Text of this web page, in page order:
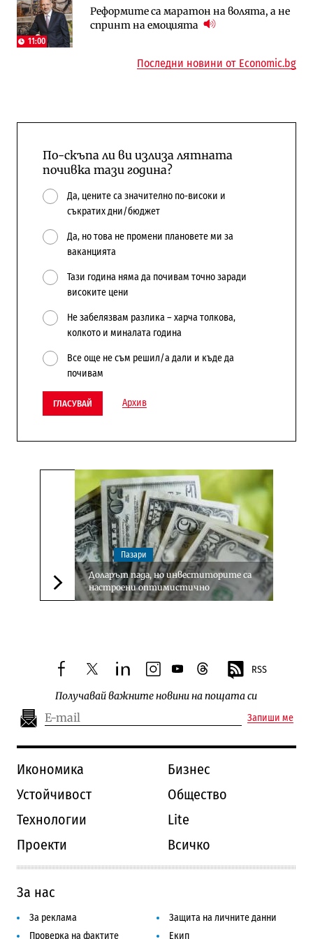
11:00
Реформите са маратон на волята, а не
спринт на емоцията
Държавният ТЕЦ „Марица изток 2“
работи с 5 блока
„Ендуросат“ ще строи огромен
космически и отбранителен център в
Последни новини от Economic.bg
По-скъпа ли ви излиза лятната
почивка тази година?
Да, цените са значително по-високи и
съкратих дни/бюджет
Да, но това не промени плановете ми за
ваканцията
Тази година няма да почивам точно заради
високите цени
Не забелязвам разлика – харча толкова,
колкото и миналата година
Все още не съм решил/а дали и къде да
почивам
ГЛАСУВАЙ Архив
Следваща новина
Пазари
Доларът пада, но инвеститорите са
настроени оптимистично
facebooktwitterlinkedininstagram
youtubethreads RSS
Получавай важните новини на пощата си
Запиши ме
Икономика
Бизнес
Устойчивост
Общество
Технологии
Lite
Проекти
Всичко
За нас
За реклама
Защита на личните данни
Проверка на фактите
Екип